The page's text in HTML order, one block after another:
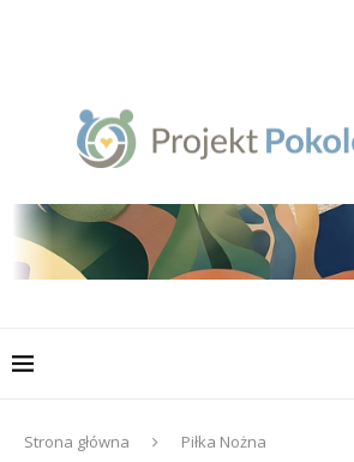
Strona główna Piłka Nożna